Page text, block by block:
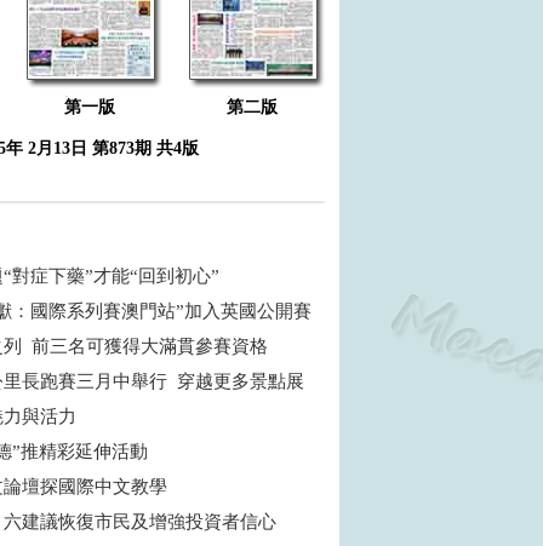
第一版 第二版
年 2月13日 第873期 共4版
對症下藥”才能“回到初心”
：國際系列賽澳門站”加入英國公開賽
前三名可獲得大滿貫參賽資格
長跑賽三月中舉行 穿越更多景點展
與活力
”推精彩延伸活動
壇探國際中文教學
建議恢復市民及增強投資者信心